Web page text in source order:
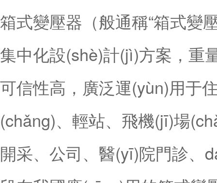
箱式變壓器（般通稱“箱式變
集中化設(shè)計(jì)方案，重
可信性高，廣泛運(yùn)用于
(chǎng)、輕站、飛機(jī)場
開采、公司、醫(yī)院門診、